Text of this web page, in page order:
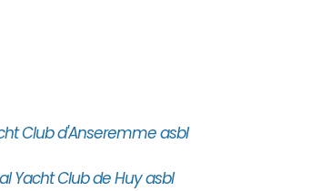
Club d'Anseremme asbl
Yacht Club de Huy asbl